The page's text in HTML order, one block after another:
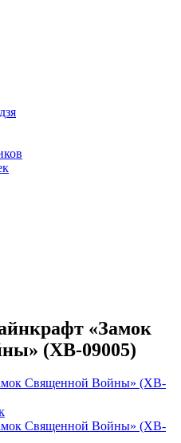
«Замок
(XB-09005)